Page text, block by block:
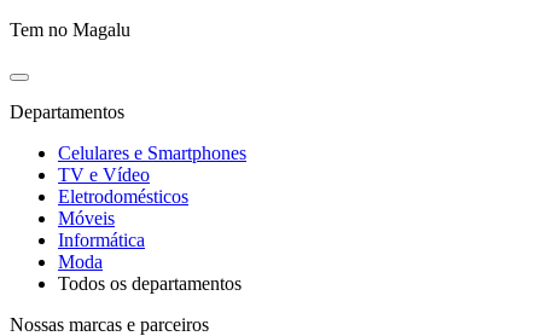
Tem no Magalu
Departamentos
Celulares e Smartphones
TV e Vídeo
Eletrodomésticos
Móveis
Informática
Moda
Todos os departamentos
Nossas marcas e parceiros